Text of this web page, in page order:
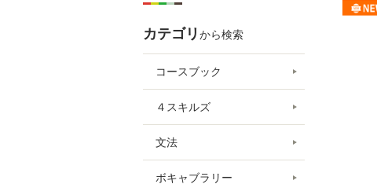
カテゴリ から検索
コースブック
４スキルズ
文法
ボキャブラリー